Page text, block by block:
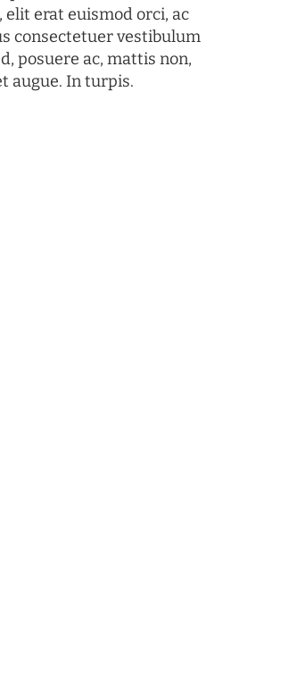
erat euismod orci, ac
consectetuer vestibulum
posuere ac, mattis non,
augue. In turpis.